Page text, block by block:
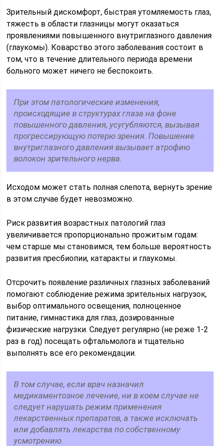
Зрительный дискомфорт, быстрая утомляемость глаз,
тяжесть в области глазницы могут оказаться
проявлениями повышенного внутриглазного давления
(глаукомы). Коварство этого заболевания состоит в
том, что в течение длительного периода времени
больного может ничего не беспокоить.
При этом патологические изменения,
происходящие в структурах глаза на фоне
повышенного давления, усугубляются, вызывая
прогрессирующую потерю зрения. Повышение
внутриглазного давления вызывает атрофию
волокон зрительного нерва.
Исходом может стать полная слепота, вернуть зрение
в этом случае будет невозможно.
Риск развития возрастных патологий глаз
увеличивается пропорционально прожитым годам:
чем старше мы становимся, тем больше вероятность
развития пресбиопии, катаракты и глаукомы.
Отсрочить появление различных глазных заболеваний
помогают соблюдение режима зрительных нагрузок,
выбор оптимального освещения, полноценное
питание, гимнастика для глаз, дозированные
физические нагрузки. Следует регулярно (не реже 1-2
раз в год) посещать офтальмолога и тщательно
выполнять все его рекомендации.
В том случае, если врач назначил
медикаментозное лечение, ни в коем случае не
следует нарушать режим применения
лекарственных препаратов, а также исключать
или добавлять лекарства по собственному
усмотрению.